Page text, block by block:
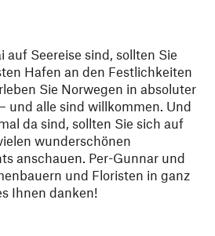
auf Seereise sind, sollten Sie
Hafen an den Festlichkeiten
Sie Norwegen in absoluter
und alle sind willkommen. Und
da sind, sollten Sie sich auf
wunderschönen
anschauen. Per-Gunnar und
und Floristen in ganz
Ihnen danken!